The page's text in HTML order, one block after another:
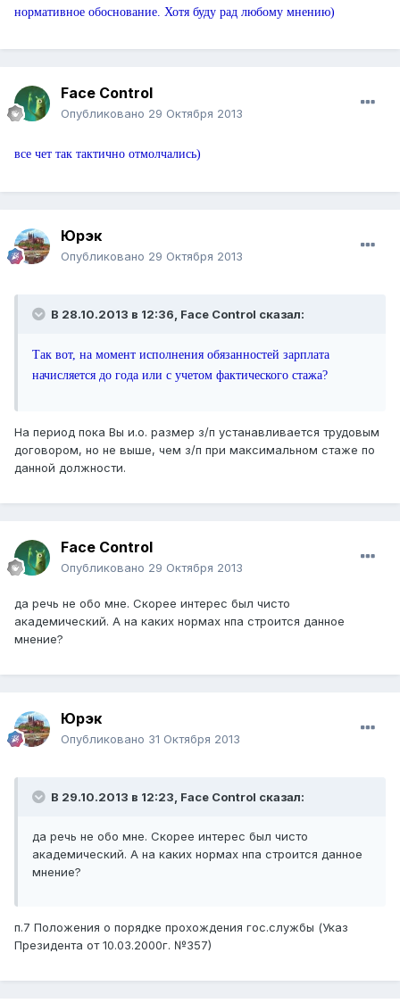
нормативное обоснование. Хотя буду рад любому мнению)
Face Control
Опубликовано 29 Октября 2013
все чет так тактично отмолчались)
Юрэк
Опубликовано 29 Октября 2013
В 28.10.2013 в 12:36, Face Control сказал:
Так вот, на момент исполнения обязанностей зарплата
начисляется до года или с учетом фактического стажа?
На период пока Вы и.о. размер з/п устанавливается трудовым
договором, но не выше, чем з/п при максимальном стаже по
данной должности.
Face Control
Опубликовано 29 Октября 2013
да речь не обо мне. Скорее интерес был чисто
академический. А на каких нормах нпа строится данное
мнение?
Юрэк
Опубликовано 31 Октября 2013
В 29.10.2013 в 12:23, Face Control сказал:
да речь не обо мне. Скорее интерес был чисто
академический. А на каких нормах нпа строится данное
мнение?
п.7 Положения о порядке прохождения гос.службы (Указ
Президента от 10.03.2000г. №357)